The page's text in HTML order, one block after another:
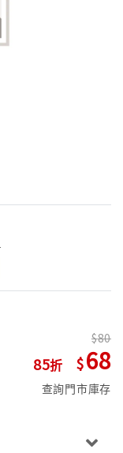
85
80
68
查詢門市庫存